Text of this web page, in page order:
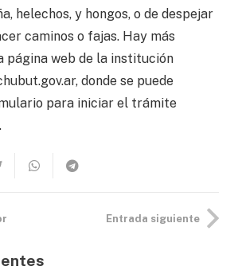
helechos, y hongos, o de despejar
caminos o fajas. Hay más
página web de la institución
donde se puede
para iniciar el trámite
Entrada siguiente